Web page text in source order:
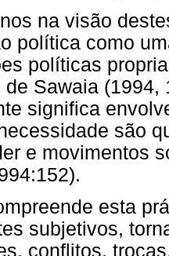
na visão
política como
políticas
de Sawaia
significa
são
e movimentos
esta
subjetivos,
conflitos,